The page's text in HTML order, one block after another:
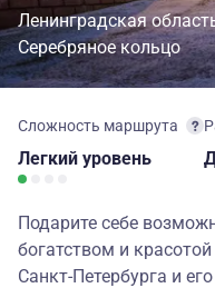
Ленинградская
Серебряное кольцо
Сложность маршрута
Легкий уровень
Подарите себе
богатством и
Санкт-Петербурга и